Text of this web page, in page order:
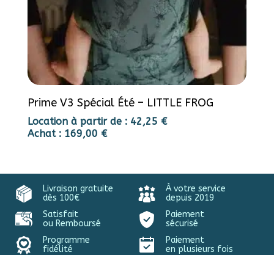
Prime V3 Spécial Été – LITTLE FROG
Location à partir de : 42,25 €
Achat : 169,00 €
Livraison gratuite
dès 100€
À votre service
depuis 2019
Satisfait
ou Remboursé
Paiement
sécurisé
Programme
fidélité
Paiement
en plusieurs fois